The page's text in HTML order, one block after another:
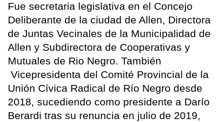
Fue secretaria legislativa en el Concejo
Deliberante de la ciudad de Allen, Directora
de Juntas Vecinales de la Municipalidad de
Allen y Subdirectora de Cooperativas y
Mutuales de Rio Negro. También
Vicepresidenta del Comité Provincial de la
Unión Cívica Radical de Río Negro desde
2018, sucediendo como presidente a Darío
Berardi tras su renuncia en julio de 2019,